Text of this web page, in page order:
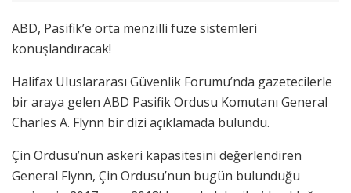
ABD, Pasifik’e orta menzilli füze sistemleri
konuşlandıracak!
Halifax Uluslararası Güvenlik Forumu’nda gazetecilerle
bir araya gelen ABD Pasifik Ordusu Komutanı General
Charles A. Flynn bir dizi açıklamada bulundu.
Çin Ordusu’nun askeri kapasitesini değerlendiren
General Flynn, Çin Ordusu’nun bugün bulunduğu